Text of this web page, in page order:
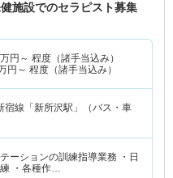
施設でのセラピスト募集
万円～ 程度（諸手当込み）
円～ 程度（諸手当込み）
宿線「新所沢駅」（バス・車
ーションの訓練指導業務 ・日
・各種作…